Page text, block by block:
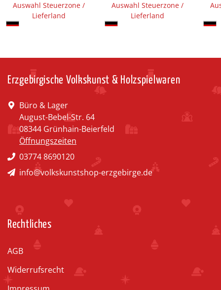
Auswahl Steuerzone /
Lieferland
Auswahl Steuerzone /
Lieferland
Erzgebirgische Volkskunst & Holzspielwaren
Büro & Lager
August-Bebel-Str. 64
08344 Grünhain-Beierfeld
Öffnungszeiten
03774 8690120
info@volkskunstshop-erzgebirge.de
Rechtliches
AGB
Widerrufsrecht